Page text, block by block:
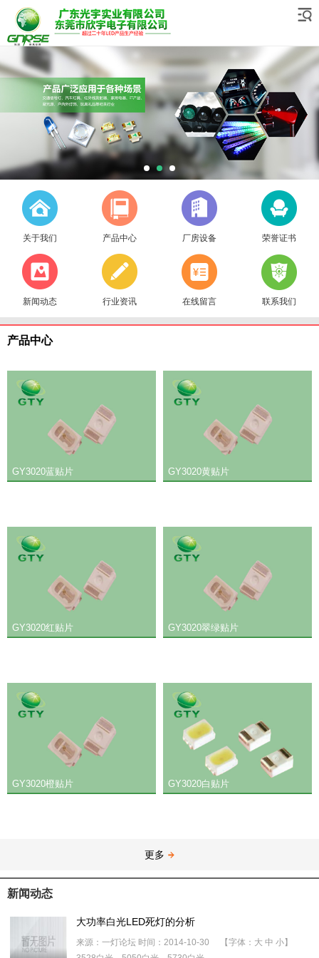
关于我们 产品中心 厂房设备 荣誉证书
新闻动态 行业资讯 在线留言 联系我们
产品中心
GY3020蓝贴片 GY3020黄贴片
GY3020红贴片 GY3020翠绿贴片
GY3020橙贴片 GY3020白贴片
更多
新闻动态
大功率白光LED死灯的分析
来源：一灯论坛 时间：2014-10-30 【字体：大 中 小】